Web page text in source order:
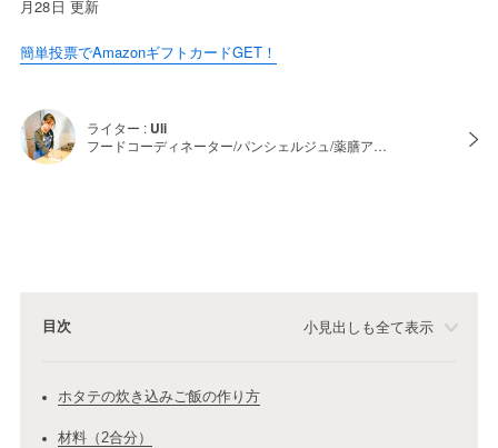
月28日 更新
簡単投票でAmazonギフトカードGET！
ライター : Uli
フードコーディネーター/パンシェルジュ/薬膳ア…
目次 小見出しも全て表示
ホタテの炊き込みご飯の作り方
材料（2合分）